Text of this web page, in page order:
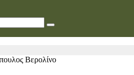
Βερολίνο